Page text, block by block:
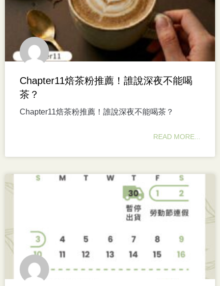
Chapter11焙茶粉推薦！誰說深夜不能喝
茶？
Chapter11焙茶粉推薦！誰說深夜不能喝茶？
READ MORE...